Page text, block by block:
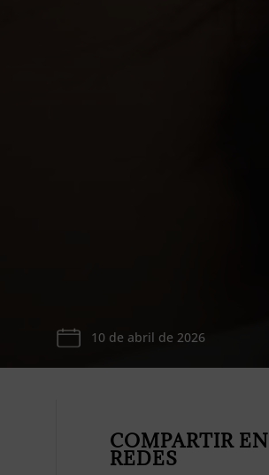
10 de abril de 2026
COMPARTIR EN
REDES